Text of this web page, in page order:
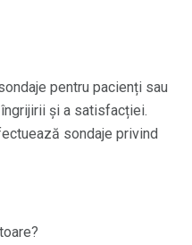
pentru pacienți sau
și a satisfacției.
sondaje privind